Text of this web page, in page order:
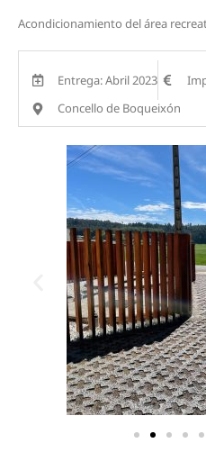
Acondicionamiento del área
Entrega: Abril 2023
Concello de Boqueixón